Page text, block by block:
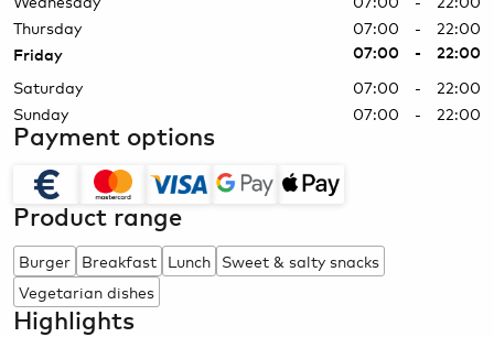
Thursday
07:00 - 22:00
Friday 07:00 - 22:00
Saturday
07:00 - 22:00
Sunday
07:00 - 22:00
Payment options
Product range
Burger Breakfast Lunch Sweet & salty snacks
Vegetarian dishes
Highlights